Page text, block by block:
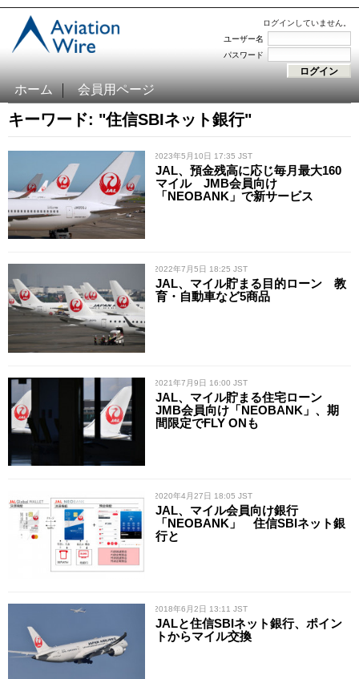
ログインしていません。
ユーザー名
パスワード
ホーム 会員用ページ
キーワード: "住信SBIネット銀行"
/ 2023年5月10日 17:35 JST
JAL、預金残高に応じ毎月最大160
マイル JMB会員向け
「NEOBANK」で新サービス
/ 2022年7月5日 18:25 JST
JAL、マイル貯まる目的ローン 教
育・自動車など5商品
/ 2021年7月9日 16:00 JST
JAL、マイル貯まる住宅ローン
JMB会員向け「NEOBANK」、期
間限定でFLY ONも
/ 2020年4月27日 18:05 JST
JAL、マイル会員向け銀行
「NEOBANK」 住信SBIネット銀
行と
/ 2018年6月2日 13:11 JST
JALと住信SBIネット銀行、ポイン
トからマイル交換